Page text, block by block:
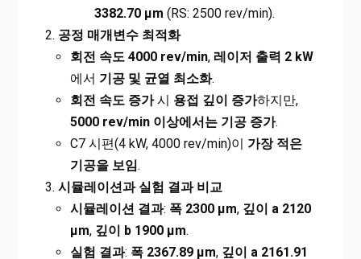
3382.70 µm (RS: 2500 rev/min).
공정 매개변수 최적화
회전 속도 4000 rev/min, 레이저 출력 2 kW
에서 기공 및 균열 최소화.
회전 속도 증가시 용접 깊이 증가하지만,
5000 rev/min 이상에서는 기공 증가.
C7 시편(4 kW, 4000 rev/min)이 가장 적은
기공을 보임.
시뮬레이션과 실험 결과 비교
시뮬레이션 결과: 폭 2300 µm, 깊이 a 2120
µm, 깊이 b 1900 µm.
실험 결과: 폭 2367.89 µm, 깊이 a 2161.91